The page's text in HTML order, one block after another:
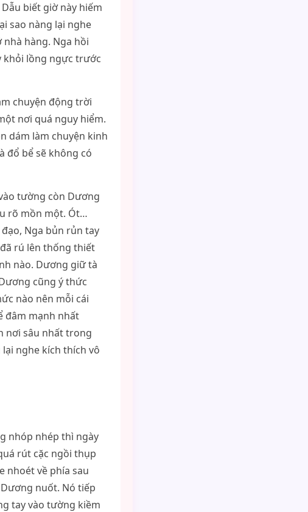
biết giờ này hiếm
sao nàng lại nghe
hàng. Nga hồi
khỏi lồng ngực trước
chuyện động trời
nơi quá nguy hiểm.
dám làm chuyện kinh
đổ bể sẽ không có
tường còn Dương
rõ mồn một. Ót…
Nga bủn rủn tay
rú lên thống thiết
nào. Dương giữ tà
cũng ý thức
nào nên mỗi cái
đâm mạnh nhất
nơi sâu nhất trong
nghe kích thích vô
nhóp nhép thì ngày
rút cặc ngồi thụp
nhoét về phía sau
nuốt. Nó tiếp
tay vào tường kiềm